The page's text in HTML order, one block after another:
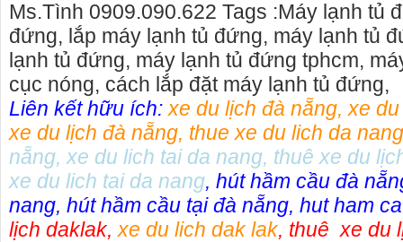
Ms.Tình 0909.090.622 Tags :Máy lạnh tủ
đứng, lắp máy lạnh tủ đứng, máy lạnh tủ
lạnh tủ đứng, máy lạnh tủ đứng tphcm,
cục nóng, cách lắp đặt máy lạnh tủ đứng,
Liên kết hữu ích:xe du lịch đà nẵng,xe
xe du lịch đà nẵng, thue xe du lich da nang
nẵng,xe du lich tai da nang, thuê xe du
xe du lich tai da nang, hút hầm cầu đà
nang, hút hầm cầu tại đà nẵng, hut ham
lịch daklak,xe du lich dak lak, thuê xe du